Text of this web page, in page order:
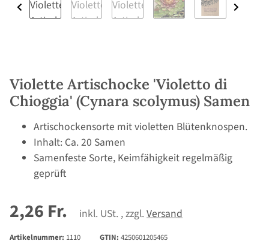
Violette Artischocke 'Violetto di
Chioggia' (Cynara scolymus) Samen
Artischockensorte mit violetten Blütenknospen.
Inhalt: Ca. 20 Samen
Samenfeste Sorte, Keimfähigkeit regelmäßig
geprüft
2,26 Fr. inkl. USt. , zzgl. Versand
Artikelnummer: 1110 GTIN: 4250601205465